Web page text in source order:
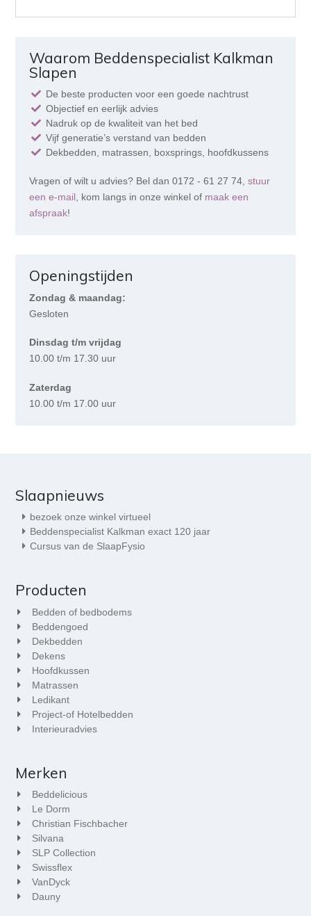
Waarom Beddenspecialist Kalkman
Slapen
De beste producten voor een goede nachtrust
Objectief en eerlijk advies
Nadruk op de kwaliteit van het bed
Vijf generatie’s verstand van bedden
Dekbedden, matrassen, boxsprings, hoofdkussens
Vragen of wilt u advies? Bel dan 0172 - 61 27 74,stuur
een e-mail , kom langs in onze winkel of maak een
afspraak!
Openingstijden
Zondag & maandag:
Gesloten
Dinsdag t/m vrijdag
10.00 t/m 17.30 uur
Zaterdag
10.00 t/m 17.00 uur
Slaapnieuws
bezoek onze winkel virtueel
Beddenspecialist Kalkman exact 120 jaar
Cursus van de SlaapFysio
Producten
Bedden of bedbodems
Beddengoed
Dekbedden
Dekens
Hoofdkussen
Matrassen
Ledikant
Project-of Hotelbedden
Interieuradvies
Merken
Beddelicious
Le Dorm
Christian Fischbacher
Silvana
SLP Collection
Swissflex
VanDyck
Dauny